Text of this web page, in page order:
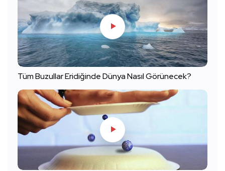
Tüm Buzullar Eridiğinde Dünya Nasıl Görünecek?